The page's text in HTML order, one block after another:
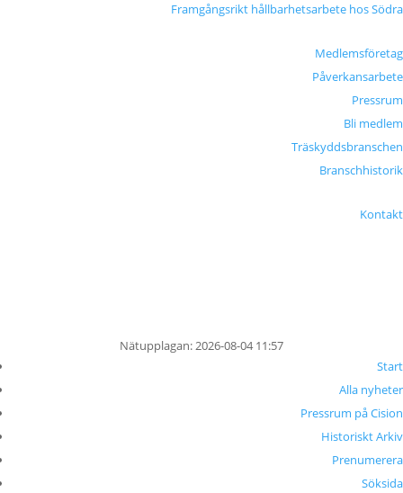
Framgångsrikt hållbarhetsarbete hos Södra
Medlemsföretag
Påverkansarbete
Pressrum
Bli medlem
Träskyddsbranschen
Branschhistorik
Kontakt
Nätupplagan: 2026-08-04 11:57
Start
Alla nyheter
Pressrum på Cision
Historiskt Arkiv
Prenumerera
Söksida